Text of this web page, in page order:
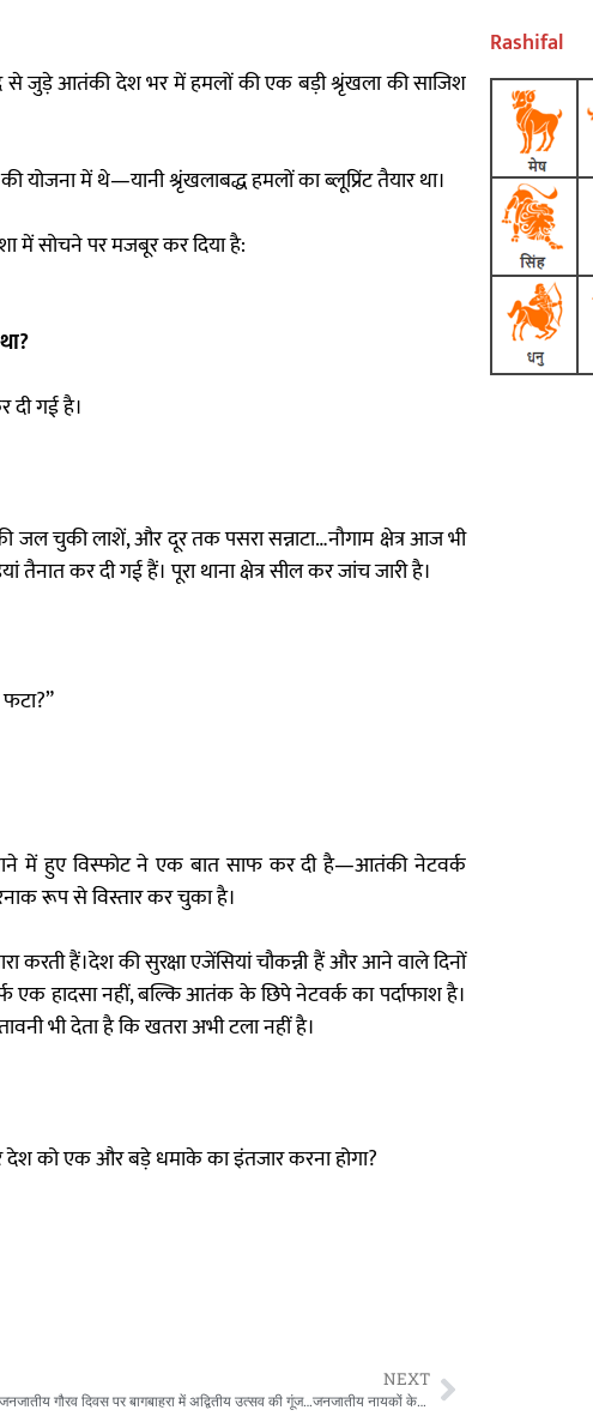
से जुड़े आतंकी देश भर में हमलों की एक बड़ी श्रृंखला की साजिश
में थे—यानी श्रृंखलाबद्ध हमलों का ब्लूप्रिंट तैयार था।
में सोचने पर मजबूर कर दिया है:
दी गई है।
जल चुकी लाशें, और दूर तक पसरा सन्नाटा…नौगाम क्षेत्र आज भी
कर दी गई हैं। पूरा थाना क्षेत्र सील कर जांच जारी है।
में हुए विस्फोट ने एक बात साफ कर दी है—आतंकी नेटवर्क
रूप से विस्तार कर चुका है।
करती हैं।देश की सुरक्षा एजेंसियां चौकन्नी हैं और आने वाले दिनों
एक हादसा नहीं, बल्कि आतंक के छिपे नेटवर्क का पर्दाफाश है।
भी देता है कि खतरा अभी टला नहीं है।
देश को एक और बड़े धमाके का इंतजार करना होगा?
NEXT
जनजातीय गौरव दिवस पर बागबाहरा में अद्वितीय उत्सव की गूंज…जनजातीय नायकों के आदर्शों से प्रेरणा लेकर समाज विकास का संकल्प!
Rashifal